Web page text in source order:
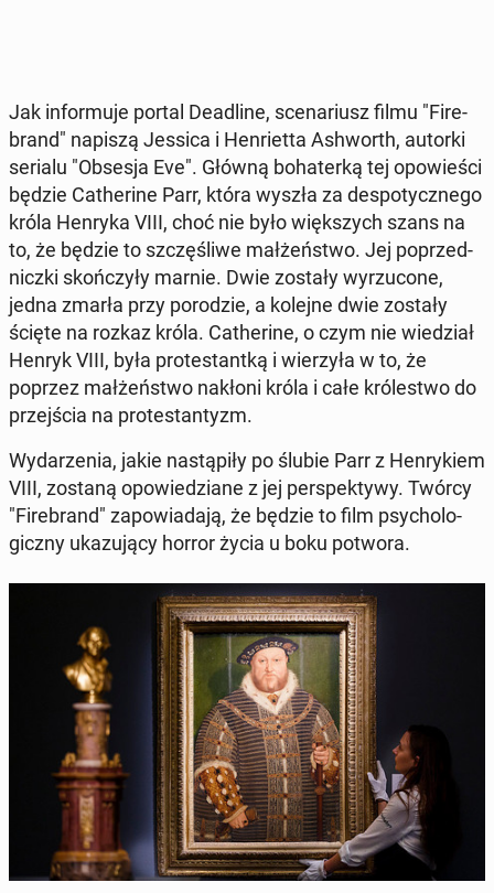
Jak in­for­mu­je portal De­adli­ne, sce­na­riusz filmu "Fi­re­
brand" napiszą Jessica i Hen­riet­ta Ash­worth, autorki
serialu "Obsesja Eve". Główną bo­ha­ter­ką tej opo­wie­ści
będzie Ca­the­ri­ne Parr, która wyszła za de­spo­tycz­ne­go
króla Henryka VIII, choć nie było więk­szych szans na
to, że będzie to szczę­śli­we mał­żeń­stwo. Jej po­przed­
nicz­ki skoń­czy­ły marnie. Dwie zostały wy­rzu­co­ne,
jedna zmarła przy po­ro­dzie, a kolejne dwie zostały
ścięte na rozkaz króla. Ca­the­ri­ne, o czym nie wie­dział
Henryk VIII, była pro­te­stant­ką i wie­rzy­ła w to, że
poprzez mał­żeń­stwo nakłoni króla i całe kró­le­stwo do
przej­ścia na pro­te­stan­tyzm.
Wy­da­rze­nia, jakie na­stą­pi­ły po ślubie Parr z Hen­ry­kiem
VIII, zostaną opo­wie­dzia­ne z jej per­spek­ty­wy. Twórcy
"Fi­re­brand" za­po­wia­da­ją, że będzie to film psy­cho­lo­
gicz­ny uka­zu­ją­cy horror życia u boku potwora.